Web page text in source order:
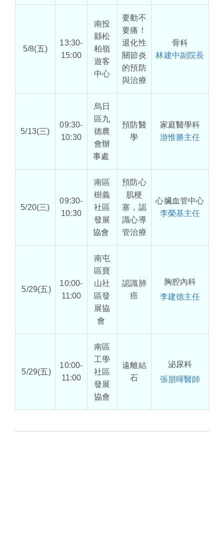
5/8(五)
13:30-
15:00
南投
縣松
柏嶺
遊客
中心
要動不
要痛！
退化性
關節炎
的預防
與治療
骨科
林建中副院長
5/13(三)
09:30-
10:30
烏日
區九
德農
會辦
事處
預防醫
學
家庭醫學科
游惟勝主任
5/20(三)
09:30-
10:30
南區
樹義
社區
發展
協會
預防心
肌梗
塞，認
識心導
管治療
心臟血管中心
李榮基主任
5/29(五)
10:00-
11:00
南屯
區寶
山社
區發
展協
會
認識肺
癌
胸腔內科
李建德主任
5/29(五)
10:00-
11:00
南區
工學
社區
發展
協會
遠離結
石
泌尿科
張朋暉醫師